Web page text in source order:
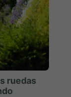
ruedas